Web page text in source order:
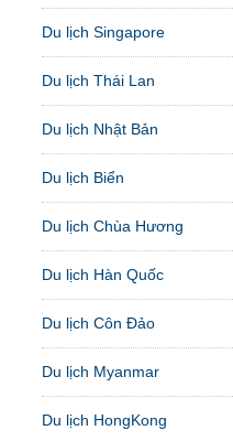
Du lịch Singapore
Du lịch Thái Lan
Du lịch Nhật Bản
Du lịch Biển
Du lịch Chùa Hương
Du lịch Hàn Quốc
Du lịch Côn Đảo
Du lịch Myanmar
Du lịch HongKong